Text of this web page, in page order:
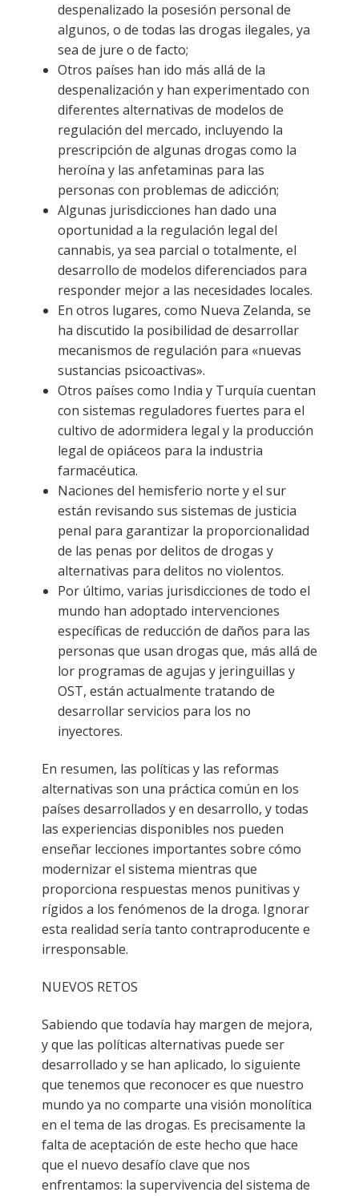
despenalizado la posesión personal de
algunos, o de todas las drogas ilegales, ya
sea de jure o de facto;
Otros países han ido más allá de la
despenalización y han experimentado con
diferentes alternativas de modelos de
regulación del mercado, incluyendo la
prescripción de algunas drogas como la
heroína y las anfetaminas para las
personas con problemas de adicción;
Algunas jurisdicciones han dado una
oportunidad a la regulación legal del
cannabis, ya sea parcial o totalmente, el
desarrollo de modelos diferenciados para
responder mejor a las necesidades locales.
En otros lugares, como Nueva Zelanda, se
ha discutido la posibilidad de desarrollar
mecanismos de regulación para «nuevas
sustancias psicoactivas».
Otros países como India y Turquía cuentan
con sistemas reguladores fuertes para el
cultivo de adormidera legal y la producción
legal de opiáceos para la industria
farmacéutica.
Naciones del hemisferio norte y el sur
están revisando sus sistemas de justicia
penal para garantizar la proporcionalidad
de las penas por delitos de drogas y
alternativas para delitos no violentos.
Por último, varias jurisdicciones de todo el
mundo han adoptado intervenciones
específicas de reducción de daños para las
personas que usan drogas que, más allá de
lor programas de agujas y jeringuillas y
OST, están actualmente tratando de
desarrollar servicios para los no
inyectores.
En resumen, las políticas y las reformas
alternativas son una práctica común en los
países desarrollados y en desarrollo, y todas
las experiencias disponibles nos pueden
enseñar lecciones importantes sobre cómo
modernizar el sistema mientras que
proporciona respuestas menos punitivas y
rígidos a los fenómenos de la droga. Ignorar
esta realidad sería tanto contraproducente e
irresponsable.
NUEVOS RETOS
Sabiendo que todavía hay margen de mejora,
y que las políticas alternativas puede ser
desarrollado y se han aplicado, lo siguiente
que tenemos que reconocer es que nuestro
mundo ya no comparte una visión monolítica
en el tema de las drogas. Es precisamente la
falta de aceptación de este hecho que hace
que el nuevo desafío clave que nos
enfrentamos: la supervivencia del sistema de